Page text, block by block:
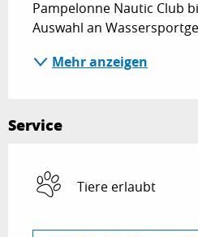
Pampelonne Nautic Club
Auswahl an
Mehr anzeigen
Service
Tiere erlaubt